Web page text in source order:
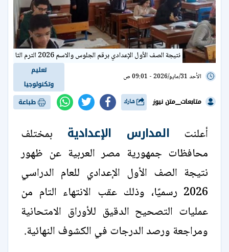
نتيجة الصف الأول الإعدادي برقم الجلوس والاسم 2026 الترم الثا
الأحد 31/مايو/2026 - 09:01 ص
تعليم
وتكنولوجيا
متابعات__متن نيوز
طباعة
أعلنت المدارس الإعدادية بمختلف
محافظات جمهورية مصر العربية عن ظهور
نتيجة الصف الأول الإعدادي للعام الدراسي
2026 رسميًا، وذلك عقب الانتهاء التام من
عمليات التصحيح الدقيق للأوراق الامتحانية
ومراجعة ورصد الدرجات في الكشوف النهائية.